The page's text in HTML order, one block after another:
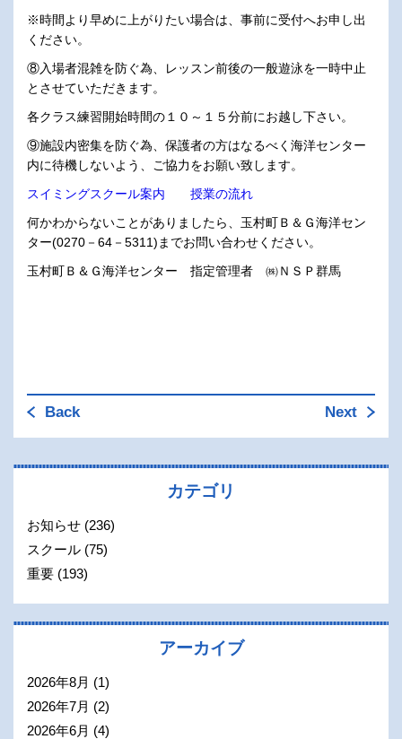
※時間より早めに上がりたい場合は、事前に受付へお申し出
ください。
⑧入場者混雑を防ぐ為、レッスン前後の一般遊泳を一時中止
とさせていただきます。
各クラス練習開始時間の１０～１５分前にお越し下さい。
⑨施設内密集を防ぐ為、保護者の方はなるべく海洋センター
内に待機しないよう、ご協力をお願い致します。
スイミングスクール案内
授業の流れ
何かわからないことがありましたら、玉村町Ｂ＆Ｇ海洋セン
ター(0270－64－5311)までお問い合わせください。
玉村町Ｂ＆Ｇ海洋センター 指定管理者 ㈱ＮＳＰ群馬
Back Next
カテゴリ
お知らせ (236)
スクール (75)
重要 (193)
アーカイブ
2026年8月 (1)
2026年7月 (2)
2026年6月 (4)